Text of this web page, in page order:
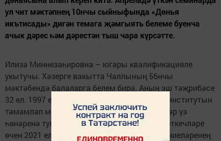
ул чит мәктәпнең 10нчы сыйныфында «Дөнья
икътисады» дигән темага җәмгыять белеме буенча
ачык дәрес һәм дәрестән тыш чара күрсәтте.
Илизә Миннезаһировна – югары квалификацияле
укытучы. Хәзерге вакытта Чаллының 56нчы
мәктәбендә балаларга белем бирә. Аның эш тәҗрибәсе
32 ел. 1997 елда Алабуга дәүләт педагогия институтын
тәмамлап мәктәпкә эшкә керә. Бүгенгә кадәр үз
һөнәренә тугры. Хезмәтендәге югары күрсәткечләре
өчен 2021 елда ул Чаллы мәгариф учреждениеләренең